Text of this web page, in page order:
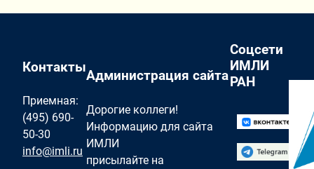
Контакты
Приемная:
(495) 690-
50-30
info@imli.ru
Администрация сайта
Дорогие коллеги!
Информацию для сайта
ИМЛИ
присылайте на
Соцсети
ИМЛИ
РАН